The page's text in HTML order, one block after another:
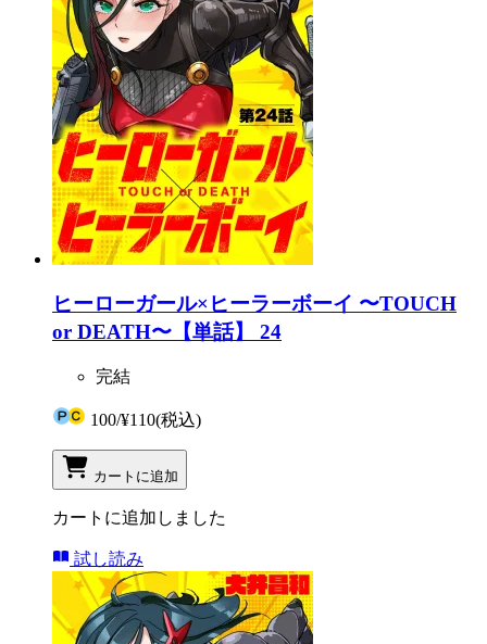
ヒーローガール×ヒーラーボーイ 〜TOUCH
or DEATH〜【単話】 24
完結
100/¥110(税込)
カートに追加
カートに追加しました
試し読み